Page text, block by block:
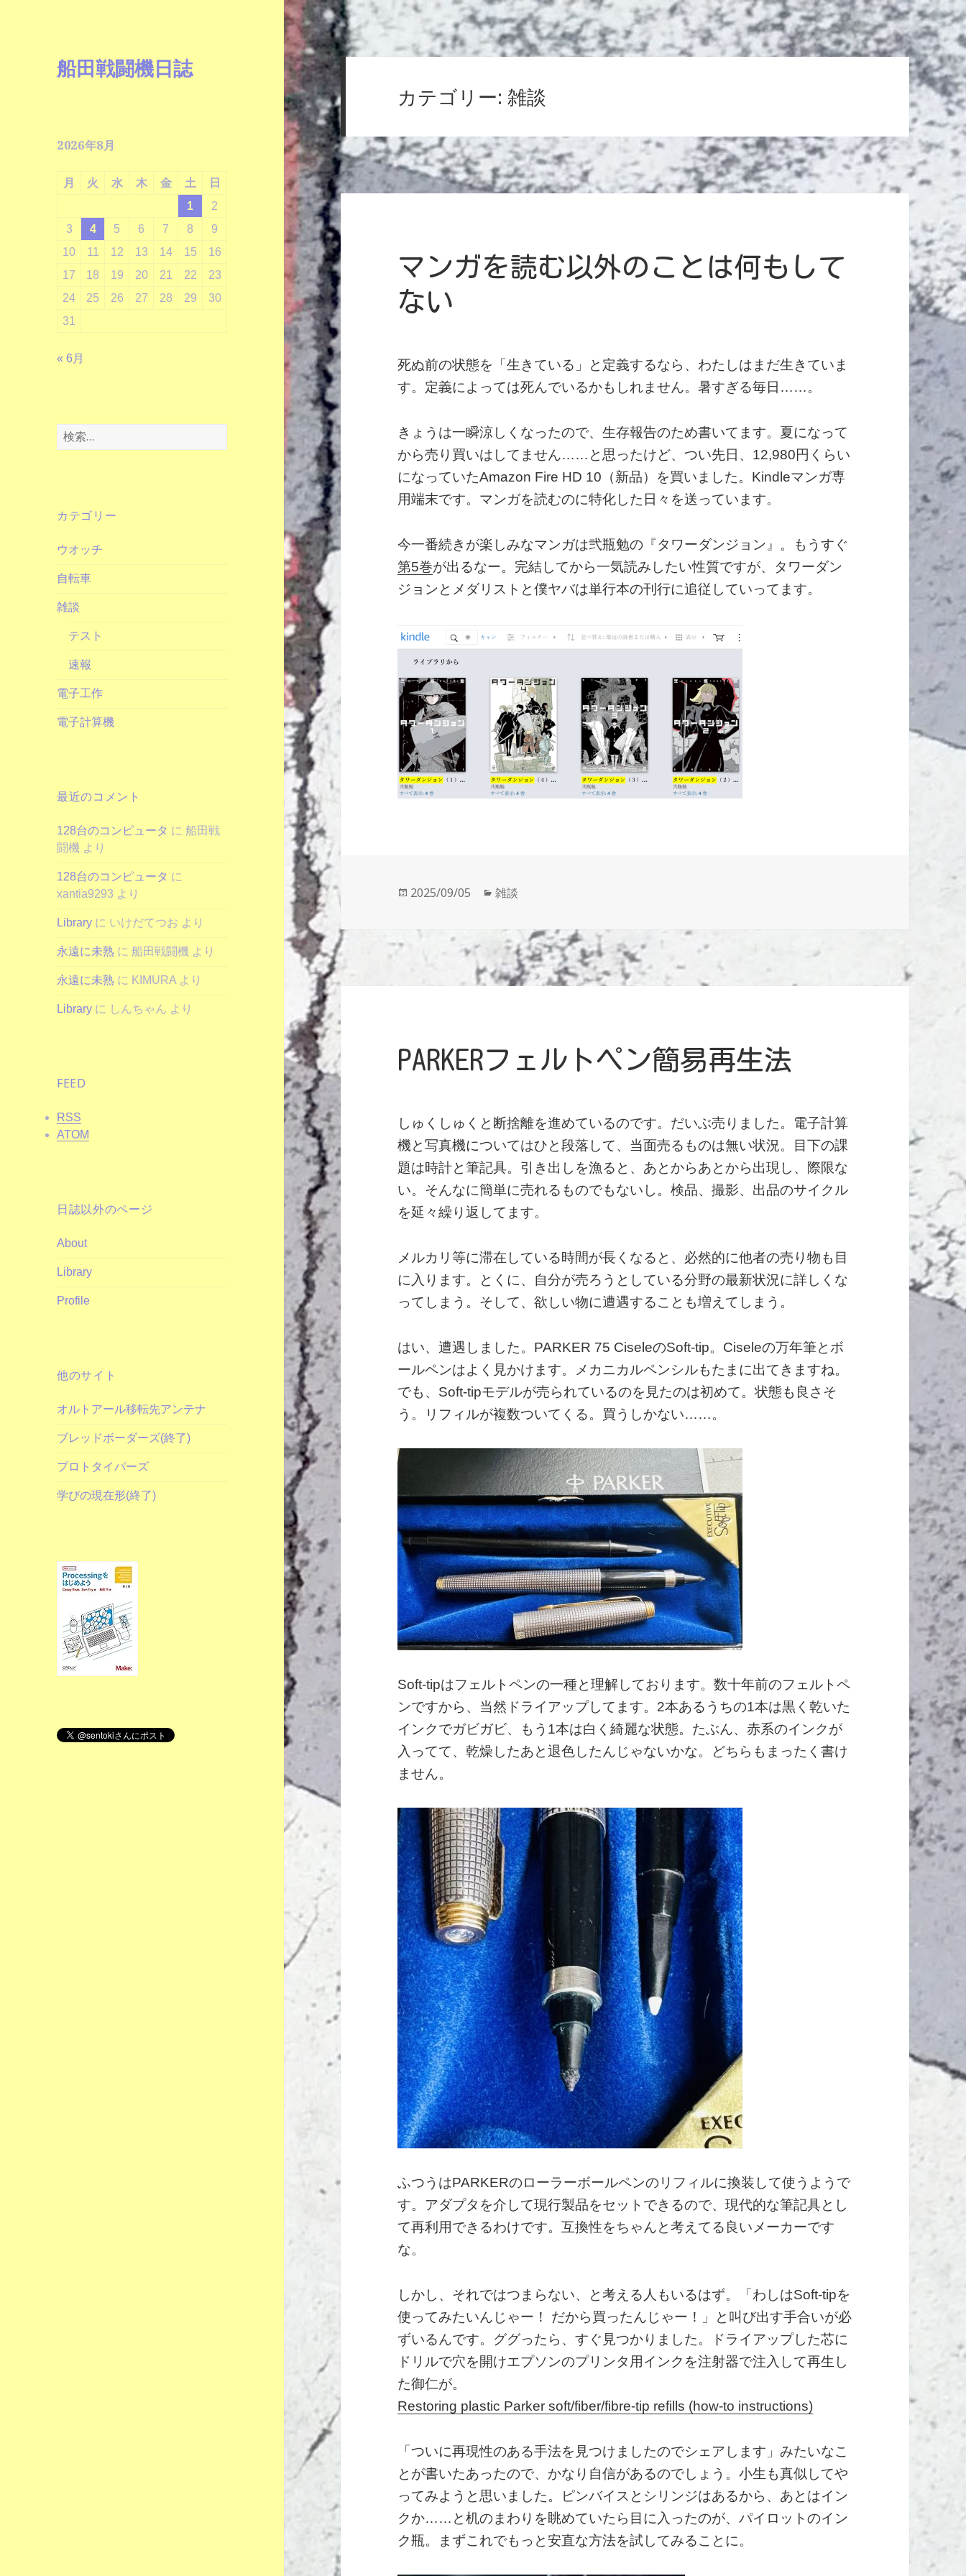
船田戦闘機日誌
2026年8月
月 火 水 木 金 土
日
1
2
3
4 5 6 7 8
9
10
11 12 13 14 15
16
17
18 19 20 21 22
23
24
25 26 27 28 29
30
31
« 6月
検
索:
カテゴリー
ウオッチ
自転車
雑談
テスト
速報
電子工作
電子計算機
最近のコメント
128台のコンピュータ に船田戦
闘機 より
128台のコンピュータ に
xantia9293 より
Library に いけだてつお より
永遠に未熟 に船田戦闘機 より
永遠に未熟 に KIMURA より
Library に しんちゃん より
FEED
RSS
ATOM
日誌以外のページ
About
Library
Profile
他のサイト
オルトアール移転先アンテナ
ブレッドボーダーズ(終了)
プロトタイパーズ
学びの現在形(終了)
カテゴリー:雑談
マンガを読む以外のことは何もして
ない
死ぬ前の状態を「生きている」と定義するなら、わたしはまだ生きていま
す。定義によっては死んでいるかもしれません。暑すぎる毎日……。
きょうは一瞬涼しくなったので、生存報告のため書いてます。夏になって
から売り買いはしてません……と思ったけど、つい先日、12,980円くらい
になっていたAmazon Fire HD 10（新品）を買いました。Kindleマンガ専
用端末です。マンガを読むのに特化した日々を送っています。
今一番続きが楽しみなマンガは弐瓶勉の『タワーダンジョン』。もうすぐ
第5巻が出るなー。完結してから一気読みしたい性質ですが、タワーダン
ジョンとメダリストと僕ヤバは単行本の刊行に追従していってます。
投
日:
2025/09/05
カ
ゴ
リ
ー
雑談
PARKERフェルトペン簡易再生法
しゅくしゅくと断捨離を進めているのです。だいぶ売りました。電子計算
機と写真機についてはひと段落して、当面売るものは無い状況。目下の課
題は時計と筆記具。引き出しを漁ると、あとからあとから出現し、際限な
い。そんなに簡単に売れるものでもないし。検品、撮影、出品のサイクル
を延々繰り返してます。
メルカリ等に滞在している時間が長くなると、必然的に他者の売り物も目
に入ります。とくに、自分が売ろうとしている分野の最新状況に詳しくな
ってしまう。そして、欲しい物に遭遇することも増えてしまう。
はい、遭遇しました。PARKER 75 CiseleのSoft-tip。Ciseleの万年筆とボ
ールペンはよく見かけます。メカニカルペンシルもたまに出てきますね。
でも、Soft-tipモデルが売られているのを見たのは初めて。状態も良さそ
う。リフィルが複数ついてくる。買うしかない……。
Soft-tipはフェルトペンの一種と理解しております。数十年前のフェルトペ
ンですから、当然ドライアップしてます。2本あるうちの1本は黒く乾いた
インクでガビガビ、もう1本は白く綺麗な状態。たぶん、赤系のインクが
入ってて、乾燥したあと退色したんじゃないかな。どちらもまったく書け
ません。
ふつうはPARKERのローラーボールペンのリフィルに換装して使うようで
す。アダプタを介して現行製品をセットできるので、現代的な筆記具とし
て再利用できるわけです。互換性をちゃんと考えてる良いメーカーです
な。
しかし、それではつまらない、と考える人もいるはず。「わしはSoft-tipを
使ってみたいんじゃー！ だから買ったんじゃー！」と叫び出す手合いが必
ずいるんです。ググったら、すぐ見つかりました。ドライアップした芯に
ドリルで穴を開けエプソンのプリンタ用インクを注射器で注入して再生し
た御仁が。
Restoring plastic Parker soft/fiber/fibre-tip refills (how-to instructions)
「ついに再現性のある手法を見つけましたのでシェアします」みたいなこ
とが書いたあったので、かなり自信があるのでしょう。小生も真似してや
ってみようと思いました。ピンバイスとシリンジはあるから、あとはイン
クか……と机のまわりを眺めていたら目に入ったのが、パイロットのイン
ク瓶。まずこれでもっと安直な方法を試してみることに。